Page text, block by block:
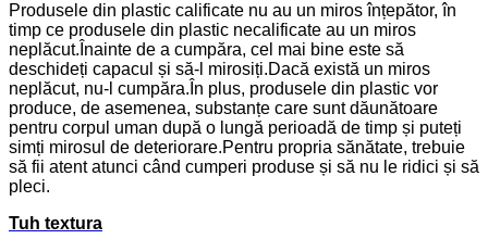
Produsele din plastic calificate nu au un miros înțepător, în
timp ce produsele din plastic necalificate au un miros
neplăcut.Înainte de a cumpăra, cel mai bine este să
deschideți capacul și să-l mirosiți.Dacă există un miros
neplăcut, nu-l cumpăra.În plus, produsele din plastic vor
produce, de asemenea, substanțe care sunt dăunătoare
pentru corpul uman după o lungă perioadă de timp și puteți
simți mirosul de deteriorare.Pentru propria sănătate, trebuie
să fii atent atunci când cumperi produse și să nu le ridici și să
pleci.
Tuh textura